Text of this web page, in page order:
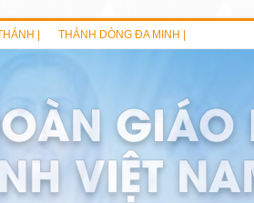
| THÁNH DÒNG ĐA MINH |